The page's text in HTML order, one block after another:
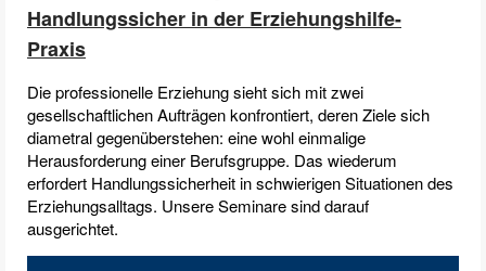
Handlungssicher in der Erziehungshilfe-
Praxis
Die professionelle Erziehung sieht sich mit zwei
gesellschaftlichen Aufträgen konfrontiert, deren Ziele sich
diametral gegenüberstehen: eine wohl einmalige
Herausforderung einer Berufsgruppe. Das wiederum
erfordert Handlungssicherheit in schwierigen Situationen des
Erziehungsalltags. Unsere Seminare sind darauf
ausgerichtet.